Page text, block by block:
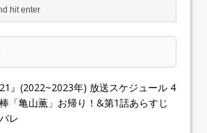
21』(2022~2023年) 放送スケジュール 4
「亀山薫」お帰り！&第1話あらすじ
レ